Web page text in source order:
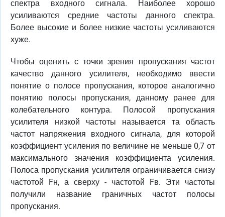
спектра входного сигнала. Наиболее хорошо
усиливаются средние частоты данного спектра.
Более высокие и более низкие частоты усиливаются
хуже.
Чтобы оценить с точки зрения пропускания частот
качество данного усилителя, необходимо ввести
понятие о полосе пропускания, которое аналогично
понятию полосы пропускания, данному ранее для
колебательного контура. Полосой пропускания
усилителя низкой частоты называется та область
частот напряжения входного сигнала, для которой
коэффициент усиления по величине не меньше 0,7 от
максимального значения коэффициента усиления.
Полоса пропускания усилителя ограничивается снизу
частотой Fн, а сверху - частотой Fв. Эти частоты
получили название граничных частот полосы
пропускания.